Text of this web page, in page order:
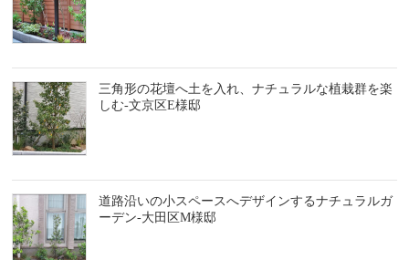
三角形の花壇へ土を入れ、ナチュラルな植栽群を楽
しむ-文京区E様邸
道路沿いの小スペースへデザインするナチュラルガ
ーデン-大田区M様邸